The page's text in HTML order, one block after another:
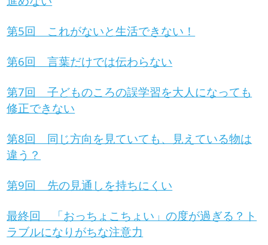
第5回 これがないと生活できない！
第6回 言葉だけでは伝わらない
第7回 子どものころの誤学習を大人になっても
修正できない
第8回 同じ方向を見ていても、見えている物は
違う？
第9回 先の見通しを持ちにくい
最終回 「おっちょこちょい」の度が過ぎる？ト
ラブルになりがちな注意力